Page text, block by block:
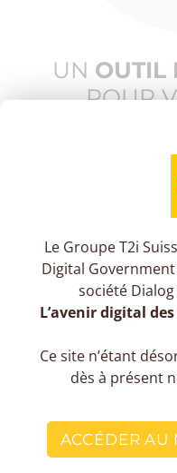
Le Groupe T2i
Digital
société
L’avenir digital
Ce site n’étant
dès à présent
ACCÉDER AU
UN OUTIL
POUR
que vous
clic, vous affichez
par utilisateur ou
suivez
une meilleure
EVITEZ LA
VOS
HR CAFÉ